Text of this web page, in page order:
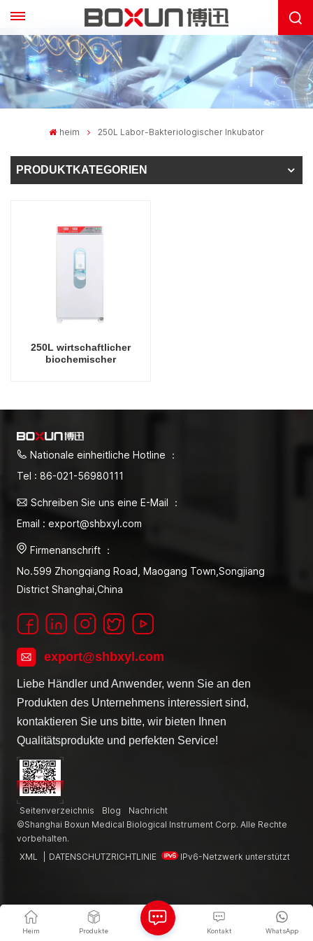
heim 250L Labor-Bakteriologischer Inkubator
PRODUKTKATEGORIEN
250L wirtschaftlicher
biochemischer
Nationale einheitliche Hotline ：
Tel : 86-021-56980111
Schreiben Sie uns eine E-Mail ：
Email : export@shbxyl.com
Firmenanschrift ：
No.599 Zhongqiang Road, Maogang Town,Songjiang
District Shanghai,China
export@shbxyl.com
Liebe Händler und Anwender, wenn Sie an den
Produkten des Unternehmens interessiert sind,
kontaktieren Sie uns bitte, wir bieten Ihnen
Qualitätsprodukte und perfekten Service!
Seitenverzeichnis Blog
Nachricht
©Shanghai Boxun Medical Biological Instrument Corp. Alle Rechte
vorbehalten.
XML
DATENSCHUTZRICHTLINIE IPv6-Netzwerk unterstützt
Heim Produkte WhatsApp
Kontakt